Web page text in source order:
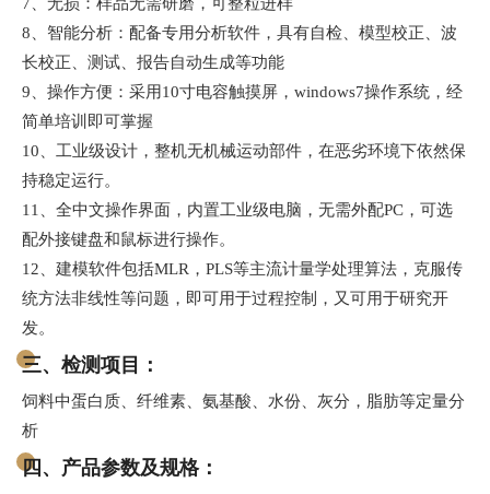
8、智能分析：配备专用分析软件，具有自检、模型校正、波
长校正、测试、报告自动生成等功能
9、操作方便：采用10寸电容触摸屏，windows7操作系统，经
简单培训即可掌握
10、工业级设计，整机无机械运动部件，在恶劣环境下依然保
持稳定运行。
11、全中文操作界面，内置工业级电脑，无需外配PC，可选
配外接键盘和鼠标进行操作。
12、建模软件包括MLR，PLS等主流计量学处理算法，克服传
统方法非线性等问题，即可用于过程控制，又可用于研究开
发。
三、检测项目：
饲料中蛋白质、纤维素、氨基酸、水份、灰分，脂肪等定量分
析
四、产品参数及规格：